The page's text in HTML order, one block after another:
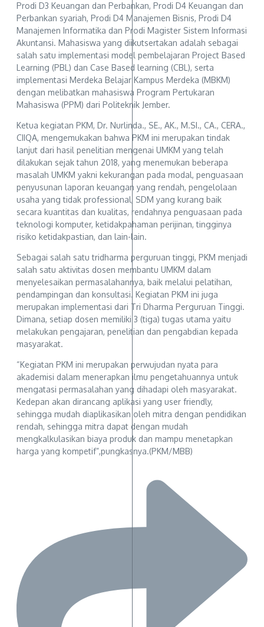
Prodi D3 Keuangan dan Perbankan, Prodi D4 Keuangan dan
Perbankan syariah, Prodi D4 Manajemen Bisnis, Prodi D4
Manajemen Informatika dan Prodi Magister Sistem Informasi
Akuntansi. Mahasiswa yang diikutsertakan adalah sebagai
salah satu implementasi model pembelajaran Project Based
Learning (PBL) dan Case Based learning (CBL), serta
implementasi Merdeka Belajar Kampus Merdeka (MBKM)
dengan melibatkan mahasiswa Program Pertukaran
Mahasiswa (PPM) dari Politeknik Jember.
Ketua kegiatan PKM, Dr. Nurlinda., SE., AK., M.SI., CA., CERA.,
CIIQA, mengemukakan bahwa PKM ini merupakan tindak
lanjut dari hasil penelitian mengenai UMKM yang telah
dilakukan sejak tahun 2018, yang menemukan beberapa
masalah UMKM yakni kekurangan pada modal, penguasaan
penyusunan laporan keuangan yang rendah, pengelolaan
usaha yang tidak professional, SDM yang kurang baik
secara kuantitas dan kualitas, rendahnya penguasaan pada
teknologi komputer, ketidakpahaman perijinan, tingginya
risiko ketidakpastian, dan lain-lain.
Sebagai salah satu tridharma perguruan tinggi, PKM menjadi
salah satu aktivitas dosen membantu UMKM dalam
menyelesaikan permasalahannya, baik melalui pelatihan,
pendampingan dan konsultasi. Kegiatan PKM ini juga
merupakan implementasi dari Tri Dharma Perguruan Tinggi.
Dimana, setiap dosen memiliki 3 (tiga) tugas utama yaitu
melakukan pengajaran, penelitian dan pengabdian kepada
masyarakat.
“Kegiatan PKM ini merupakan perwujudan nyata para
akademisi dalam menerapkan ilmu pengetahuannya untuk
mengatasi permasalahan yang dihadapi oleh masyarakat.
Kedepan akan dirancang aplikasi yang user friendly,
sehingga mudah diaplikasikan oleh mitra dengan pendidikan
rendah, sehingga mitra dapat dengan mudah
mengkalkulasikan biaya produk dan mampu menetapkan
harga yang kompetif”,pungkasnya.(PKM/MBB)